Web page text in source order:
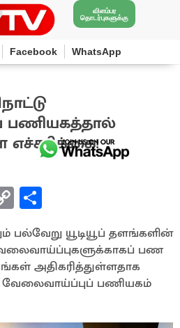
விளம்பர
தொடர்புகளுக்கு
Facebook WhatsApp
பணியகத்தால்
எச்சரிக்கை!
C
o
py
Li
n
ar
e
பல்வேறு யூடியூப் தளங்களின்
பண
அதிகரித்துள்ளதாக
பணியகம்